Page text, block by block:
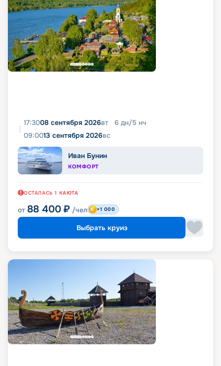
17:3008 сентября 2026вт 6 дн/5 нч
09:0013 сентября 2026вс
Иван Бунин
КОМФОРТ
ОСТАЛАСЬ 1 КАЮТА
от 88 400 ₽ /чел +1 000
Выбрать круиз